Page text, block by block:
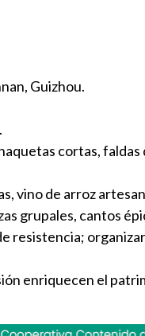
Guizhou.
cortas, faldas
vino de arroz
grupales, cantos
resistencia;
enriquecen el